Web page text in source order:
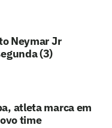
Neymar Jr
(3)
atleta marca em
time